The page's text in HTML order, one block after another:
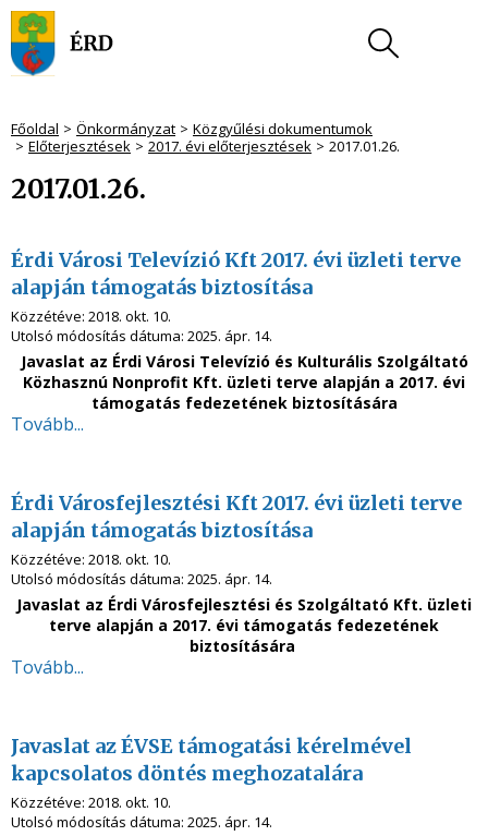
Főoldal Önkormányzat
Közgyűlési dokumentumok
Előterjesztések
2017. évi előterjesztések 2017.01.26.
2017.01.26.
Érdi Városi Televízió Kft 2017. évi üzleti terve
alapján támogatás biztosítása
Közzétéve: 2018. okt. 10.
Utolsó módosítás dátuma: 2025. ápr. 14.
Javaslat az Érdi Városi Televízió és Kulturális Szolgáltató
Közhasznú Nonprofit Kft. üzleti terve alapján a 2017. évi
támogatás fedezetének biztosítására
Tovább...
Érdi Városfejlesztési Kft 2017. évi üzleti terve
alapján támogatás biztosítása
Közzétéve: 2018. okt. 10.
Utolsó módosítás dátuma: 2025. ápr. 14.
Javaslat az Érdi Városfejlesztési és Szolgáltató Kft. üzleti
terve alapján a 2017. évi támogatás fedezetének
biztosítására
Tovább...
Javaslat az ÉVSE támogatási kérelmével
kapcsolatos döntés meghozatalára
Közzétéve: 2018. okt. 10.
Utolsó módosítás dátuma: 2025. ápr. 14.